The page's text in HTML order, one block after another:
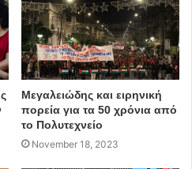
– Συγγραφέας
– Σκηνοθέτης
φωτογραφία
τοπία
Μεγαλειώδης και ειρηνική
πορεία για τα 50 χρόνια από
το Πολυτεχνείο
November 18, 2023